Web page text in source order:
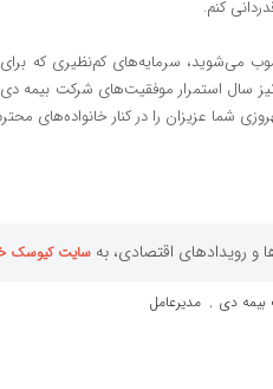
کنم.
می‌شوید، سرمایه‌های کم‌نظیری که
سال استمرار موفقیت‌های شرکت بیمه
شما عزیزان را در کنار خانواده‌های
و رویدادهای اقتصادی، به سایت کیوسک
دی , مدیرعامل